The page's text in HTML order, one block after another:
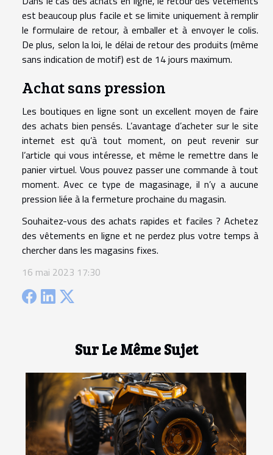
Sur Le Même Sujet
est beaucoup plus facile et se limite uniquement à remplir
le formulaire de retour, à emballer et à envoyer le colis.
De plus, selon la loi, le délai de retour des produits (même
sans indication de motif) est de 14 jours maximum.
Achat sans pression
Les boutiques en ligne sont un excellent moyen de faire
des achats bien pensés. L’avantage d’acheter sur le site
internet est qu’à tout moment, on peut revenir sur
l’article qui vous intéresse, et même le remettre dans le
panier virtuel. Vous pouvez passer une commande à tout
moment. Avec ce type de magasinage, il n’y a aucune
pression liée à la fermeture prochaine du magasin.
Souhaitez-vous des achats rapides et faciles ? Achetez
des vêtements en ligne et ne perdez plus votre temps à
chercher dans les magasins fixes.
16 mai 2023 17:30